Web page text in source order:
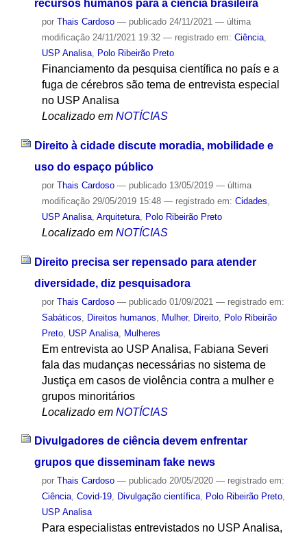
recursos humanos para a ciência brasileira
por Thais Cardoso — publicado24/11/2021 — última
modificação24/11/2021 19:32 — registrado em: Ciência,
USP Analisa, Polo Ribeirão Preto
Financiamento da pesquisa científica no país e a
fuga de cérebros são tema de entrevista especial
no USP Analisa
Localizado em NOTÍCIAS
Direito à cidade discute moradia, mobilidade e
uso do espaço público
por Thais Cardoso — publicado13/05/2019 — última
modificação29/05/2019 15:48 — registrado em: Cidades,
USP Analisa, Arquitetura, Polo Ribeirão Preto
Localizado em NOTÍCIAS
Direito precisa ser repensado para atender
diversidade, diz pesquisadora
por Thais Cardoso — publicado01/09/2021 — registrado em:
Sabáticos
Direitos humanos Mulher, Direito, Polo Ribeirão
Preto, USP Analisa, Mulheres
Em entrevista ao USP Analisa, Fabiana Severi
fala das mudanças necessárias no sistema de
Justiça em casos de violência contra a mulher e
grupos minoritários
Localizado em NOTÍCIAS
Divulgadores de ciência devem enfrentar
grupos que disseminam fake news
por Thais Cardoso — publicado20/05/2020 — registrado em:
Ciência, Covid-19, Divulgação científica, Polo Ribeirão Preto,
USP Analisa
Para especialistas entrevistados no USP Analisa,